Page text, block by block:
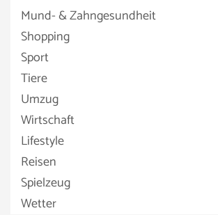
Mund- & Zahngesundheit
Shopping
Sport
Tiere
Umzug
Wirtschaft
Lifestyle
Reisen
Spielzeug
Wetter